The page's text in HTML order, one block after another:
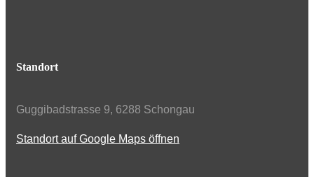
Standort
Guggibadstrasse 9, 6288 Schongau
Standort auf Google Maps öffnen